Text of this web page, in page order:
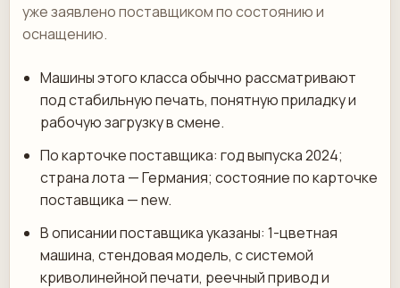
уже заявлено поставщиком по состоянию и
оснащению.
Машины этого класса обычно рассматривают
под стабильную печать, понятную приладку и
рабочую загрузку в смене.
По карточке поставщика: год выпуска 2024;
страна лота — Германия; состояние по карточке
поставщика — new.
В описании поставщика указаны: 1-цветная
машина, стендовая модель, с системой
криволинейной печати, реечный привод и